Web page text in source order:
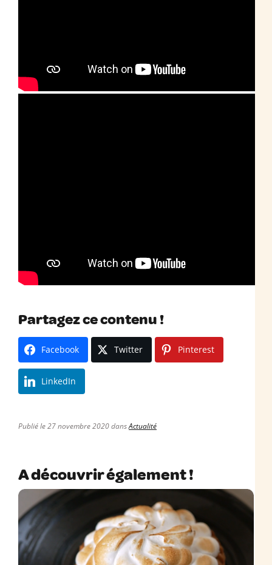
Partagez ce contenu !
Facebook Twitter Pinterest
LinkedIn
Publié le 27 novembre 2020 dansActualité
A découvrir également !